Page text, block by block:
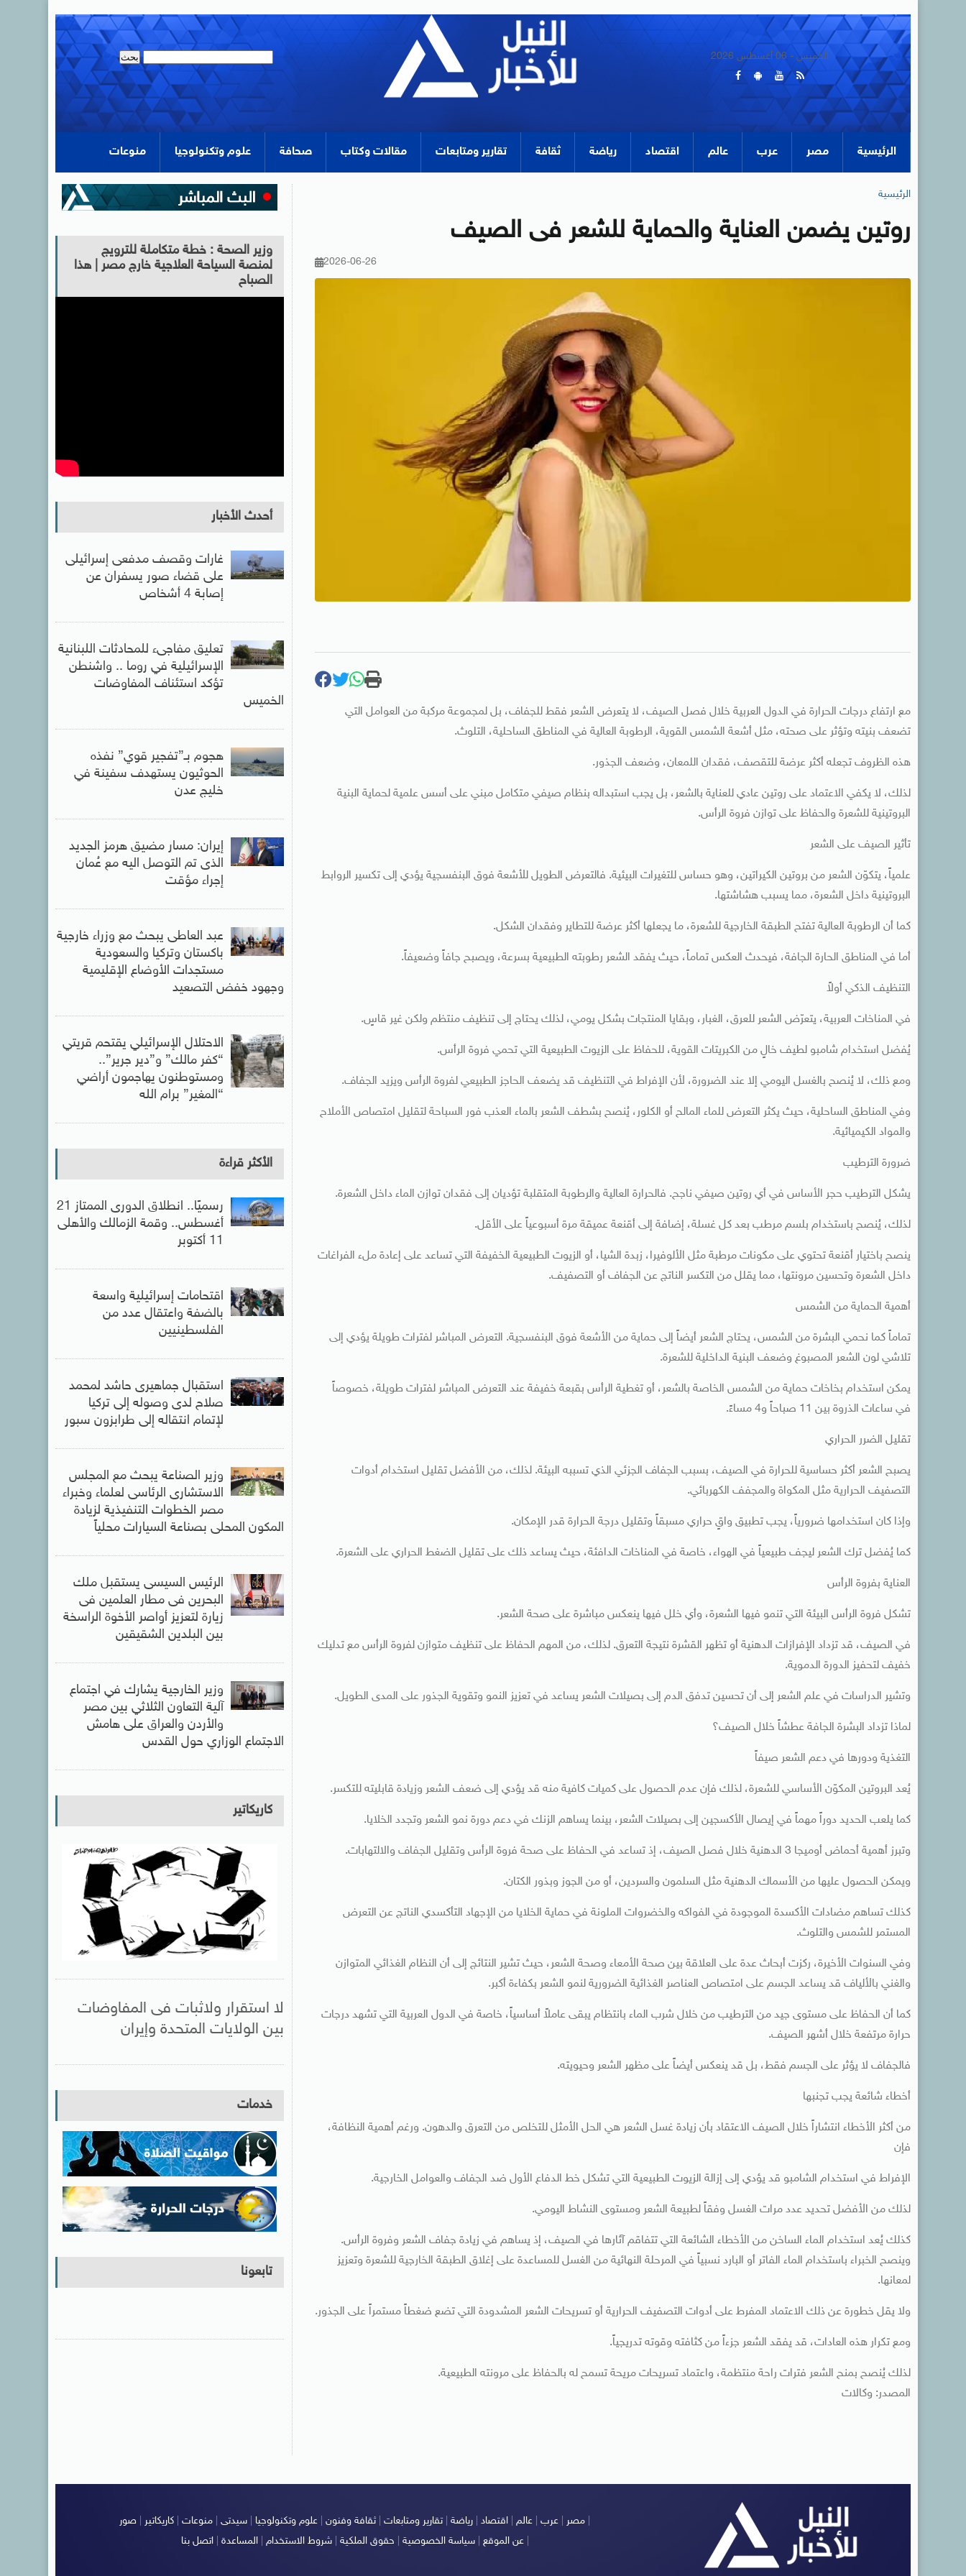
الخميس - 06 أغسطس 2026
الرئيسية مصر عرب عالم اقتصاد رياضة ثقافة تقارير ومتابعات مقالات وكتاب صحافة علوم وتكنولوجيا منوعات
الرئيسية
روتين يضمن العناية والحماية للشعر فى الصيف
2026-06-26
مع ارتفاع درجات الحرارة في الدول العربية خلال فصل الصيف، لا يتعرض الشعر فقط للجفاف، بل لمجموعة مركبة من العوامل التي
تضعف بنيته وتؤثر على صحته، مثل أشعة الشمس القوية، الرطوبة العالية في المناطق الساحلية، التلوث.
هذه الظروف تجعله أكثر عرضة للتقصف، فقدان اللمعان، وضعف الجذور.
لذلك، لا يكفي الاعتماد على روتين عادي للعناية بالشعر، بل يجب استبداله بنظام صيفي متكامل مبني على أسس علمية لحماية البنية
البروتينية للشعرة والحفاظ على توازن فروة الرأس.
تأثير الصيف على الشعر
علمياً، يتكوّن الشعر من بروتين الكيراتين، وهو حساس للتغيرات البيئية. فالتعرض الطويل للأشعة فوق البنفسجية يؤدي إلى تكسير الروابط
البروتينية داخل الشعرة، مما يسبب هشاشتها.
كما أن الرطوبة العالية تفتح الطبقة الخارجية للشعرة، ما يجعلها أكثر عرضة للتطاير وفقدان الشكل.
أما في المناطق الحارة الجافة، فيحدث العكس تماماً، حيث يفقد الشعر رطوبته الطبيعية بسرعة، ويصبح جافاً وضعيفاً.
التنظيف الذكي أولاً
في المناخات العربية، يتعرّض الشعر للعرق، الغبار، وبقايا المنتجات بشكل يومي، لذلك يحتاج إلى تنظيف منتظم ولكن غير قاسٍ.
يُفضل استخدام شامبو لطيف خالٍ من الكبريتات القوية، للحفاظ على الزيوت الطبيعية التي تحمي فروة الرأس.
ومع ذلك، لا يُنصح بالغسل اليومي إلا عند الضرورة، لأن الإفراط في التنظيف قد يضعف الحاجز الطبيعي لفروة الرأس ويزيد الجفاف.
وفي المناطق الساحلية، حيث يكثر التعرض للماء المالح أو الكلور، يُنصح بشطف الشعر بالماء العذب فور السباحة لتقليل امتصاص الأملاح
والمواد الكيميائية.
ضرورة الترطيب
يشكل الترطيب حجر الأساس في أي روتين صيفي ناجح. فالحرارة العالية والرطوبة المتقلبة تؤديان إلى فقدان توازن الماء داخل الشعرة.
لذلك، يُنصح باستخدام بلسم مرطب بعد كل غسلة، إضافة إلى أقنعة عميقة مرة أسبوعياً على الأقل.
ينصح باختيار أقنعة تحتوي على مكونات مرطبة مثل الألوفيرا، زبدة الشيا، أو الزيوت الطبيعية الخفيفة التي تساعد على إعادة ملء الفراغات
داخل الشعرة وتحسين مرونتها، مما يقلل من التكسر الناتج عن الجفاف أو التصفيف.
أهمية الحماية من الشمس
تماماً كما نحمي البشرة من الشمس، يحتاج الشعر أيضاً إلى حماية من الأشعة فوق البنفسجية. التعرض المباشر لفترات طويلة يؤدي إلى
تلاشي لون الشعر المصبوغ وضعف البنية الداخلية للشعرة.
يمكن استخدام بخاخات حماية من الشمس الخاصة بالشعر، أو تغطية الرأس بقبعة خفيفة عند التعرض المباشر لفترات طويلة، خصوصاً
في ساعات الذروة بين 11 صباحاً و4 مساءً.
تقليل الضرر الحراري
يصبح الشعر أكثر حساسية للحرارة في الصيف، بسبب الجفاف الجزئي الذي تسببه البيئة. لذلك، من الأفضل تقليل استخدام أدوات
التصفيف الحرارية مثل المكواة والمجفف الكهربائي.
وإذا كان استخدامها ضرورياً، يجب تطبيق واقٍ حراري مسبقاً وتقليل درجة الحرارة قدر الإمكان.
كما يُفضل ترك الشعر ليجف طبيعياً في الهواء، خاصة في المناخات الدافئة، حيث يساعد ذلك على تقليل الضغط الحراري على الشعرة.
العناية بفروة الرأس
تشكل فروة الرأس البيئة التي تنمو فيها الشعرة، وأي خلل فيها ينعكس مباشرة على صحة الشعر.
في الصيف، قد تزداد الإفرازات الدهنية أو تظهر القشرة نتيجة التعرق. لذلك، من المهم الحفاظ على تنظيف متوازن لفروة الرأس مع تدليك
خفيف لتحفيز الدورة الدموية.
وتشير الدراسات في علم الشعر إلى أن تحسين تدفق الدم إلى بصيلات الشعر يساعد في تعزيز النمو وتقوية الجذور على المدى الطويل.
لماذا تزداد البشرة الجافة عطشاً خلال الصيف؟
التغذية ودورها في دعم الشعر صيفاً
يُعد البروتين المكوّن الأساسي للشعرة، لذلك فإن عدم الحصول على كميات كافية منه قد يؤدي إلى ضعف الشعر وزيادة قابليته للتكسر.
كما يلعب الحديد دوراً مهماً في إيصال الأكسجين إلى بصيلات الشعر، بينما يساهم الزنك في دعم دورة نمو الشعر وتجدد الخلايا.
وتبرز أهمية أحماض أوميجا 3 الدهنية خلال فصل الصيف، إذ تساعد في الحفاظ على صحة فروة الرأس وتقليل الجفاف والالتهابات.
ويمكن الحصول عليها من الأسماك الدهنية مثل السلمون والسردين، أو من الجوز وبذور الكتان.
كذلك تساهم مضادات الأكسدة الموجودة في الفواكه والخضروات الملونة في حماية الخلايا من الإجهاد التأكسدي الناتج عن التعرض
المستمر للشمس والتلوث.
وفي السنوات الأخيرة، ركزت أبحاث عدة على العلاقة بين صحة الأمعاء وصحة الشعر، حيث تشير النتائج إلى أن النظام الغذائي المتوازن
والغني بالألياف قد يساعد الجسم على امتصاص العناصر الغذائية الضرورية لنمو الشعر بكفاءة أكبر.
كما أن الحفاظ على مستوى جيد من الترطيب من خلال شرب الماء بانتظام يبقى عاملاً أساسياً، خاصة في الدول العربية التي تشهد درجات
حرارة مرتفعة خلال أشهر الصيف.
فالجفاف لا يؤثر على الجسم فقط، بل قد ينعكس أيضاً على مظهر الشعر وحيويته.
أخطاء شائعة يجب تجنبها
من أكثر الأخطاء انتشاراً خلال الصيف الاعتقاد بأن زيادة غسل الشعر هي الحل الأمثل للتخلص من التعرق والدهون. ورغم أهمية النظافة،
فإن
الإفراط في استخدام الشامبو قد يؤدي إلى إزالة الزيوت الطبيعية التي تشكل خط الدفاع الأول ضد الجفاف والعوامل الخارجية.
لذلك من الأفضل تحديد عدد مرات الغسل وفقاً لطبيعة الشعر ومستوى النشاط اليومي.
كذلك يُعد استخدام الماء الساخن من الأخطاء الشائعة التي تتفاقم آثارها في الصيف، إذ يساهم في زيادة جفاف الشعر وفروة الرأس.
وينصح الخبراء باستخدام الماء الفاتر أو البارد نسبياً في المرحلة النهائية من الغسل للمساعدة على إغلاق الطبقة الخارجية للشعرة وتعزيز
لمعانها.
ولا يقل خطورة عن ذلك الاعتماد المفرط على أدوات التصفيف الحرارية أو تسريحات الشعر المشدودة التي تضع ضغطاً مستمراً على الجذور.
ومع تكرار هذه العادات، قد يفقد الشعر جزءاً من كثافته وقوته تدريجياً.
لذلك يُنصح بمنح الشعر فترات راحة منتظمة، واعتماد تسريحات مريحة تسمح له بالحفاظ على مرونته الطبيعية.
المصدر: وكالات
وزير الصحة : خطة متكاملة للترويج
لمنصة السياحة العلاجية خارج مصر | هذا
الصباح
أحدث الأخبار
غارات وقصف مدفعى إسرائيلى
على قضاء صور يسفران عن
إصابة 4 أشخاص
تعليق مفاجىء للمحادثات اللبنانية
الإسرائيلية في روما .. واشنطن
تؤكد استئناف المفاوضات
الخميس
هجوم بـ”تفجير قوي” نفذه
الحوثيون يستهدف سفينة في
خليج عدن
إيران: مسار مضيق هرمز الجديد
الذى تم التوصل اليه مع عُمان
إجراء مؤقت
عبد العاطى يبحث مع وزراء خارجية
باكستان وتركيا والسعودية
مستجدات الأوضاع الإقليمية
وجهود خفض التصعيد
الاحتلال الإسرائيلي يقتحم قريتي
“كفر مالك” و”دير جرير”..
ومستوطنون يهاجمون أراضي
“المغير” برام الله
الأكثر قراءة
رسميًا.. انطلاق الدورى الممتاز 21
أغسطس.. وقمة الزمالك والأهلى
11 أكتوبر
اقتحامات إسرائيلية واسعة
بالضفة واعتقال عدد من
الفلسطينيين
استقبال جماهيرى حاشد لمحمد
صلاح لدى وصوله إلى تركيا
لإتمام انتقاله إلى طرابزون سبور
وزير الصناعة يبحث مع المجلس
الاستشارى الرئاسى لعلماء وخبراء
مصر الخطوات التنفيذية لزيادة
المكون المحلى بصناعة السيارات محلياً
الرئيس السيسى يستقبل ملك
البحرين فى مطار العلمين فى
زيارة لتعزيز أواصر الأخوة الراسخة
بين البلدين الشقيقين
وزير الخارجية يشارك في اجتماع
آلية التعاون الثلاثي بين مصر
والأردن والعراق على هامش
الاجتماع الوزاري حول القدس
كاريكاتير
لا استقرار ولاثبات فى المفاوضات
بين الولايات المتحدة وإيران
خدمات
تابعونا
مصر عرب عالم اقتصاد رياضة |تقارير ومتابعات |ثقافة وفنون علوم وتكنولوجيا سيدتى منوعات كاريكاتير صور
عن الموقع |سياسة الخصوصية حقوق الملكية |شروط الاستخدام |المساعدة |اتصل بنا |